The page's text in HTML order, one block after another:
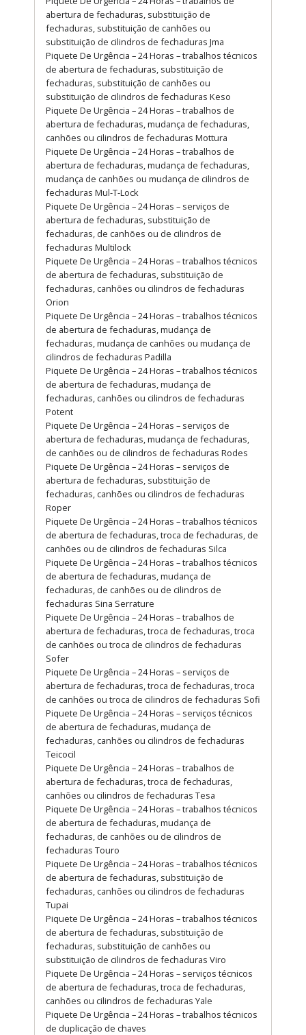
abertura de fechaduras, substituição de
fechaduras, substituição de canhões ou
substituição de cilindros de fechaduras Jma
Piquete De Urgência – 24 Horas – trabalhos técnicos
de abertura de fechaduras, substituição de
fechaduras, substituição de canhões ou
substituição de cilindros de fechaduras Keso
Piquete De Urgência – 24 Horas – trabalhos de
abertura de fechaduras, mudança de fechaduras,
canhões ou cilindros de fechaduras Mottura
Piquete De Urgência – 24 Horas – trabalhos de
abertura de fechaduras, mudança de fechaduras,
mudança de canhões ou mudança de cilindros de
fechaduras Mul-T-Lock
Piquete De Urgência – 24 Horas – serviços de
abertura de fechaduras, substituição de
fechaduras, de canhões ou de cilindros de
fechaduras Multilock
Piquete De Urgência – 24 Horas – trabalhos técnicos
de abertura de fechaduras, substituição de
fechaduras, canhões ou cilindros de fechaduras
Orion
Piquete De Urgência – 24 Horas – trabalhos técnicos
de abertura de fechaduras, mudança de
fechaduras, mudança de canhões ou mudança de
cilindros de fechaduras Padilla
Piquete De Urgência – 24 Horas – trabalhos técnicos
de abertura de fechaduras, mudança de
fechaduras, canhões ou cilindros de fechaduras
Potent
Piquete De Urgência – 24 Horas – serviços de
abertura de fechaduras, mudança de fechaduras,
de canhões ou de cilindros de fechaduras Rodes
Piquete De Urgência – 24 Horas – serviços de
abertura de fechaduras, substituição de
fechaduras, canhões ou cilindros de fechaduras
Roper
Piquete De Urgência – 24 Horas – trabalhos técnicos
de abertura de fechaduras, troca de fechaduras, de
canhões ou de cilindros de fechaduras Silca
Piquete De Urgência – 24 Horas – trabalhos técnicos
de abertura de fechaduras, mudança de
fechaduras, de canhões ou de cilindros de
fechaduras Sina Serrature
Piquete De Urgência – 24 Horas – trabalhos de
abertura de fechaduras, troca de fechaduras, troca
de canhões ou troca de cilindros de fechaduras
Sofer
Piquete De Urgência – 24 Horas – serviços de
abertura de fechaduras, troca de fechaduras, troca
de canhões ou troca de cilindros de fechaduras Sofi
Piquete De Urgência – 24 Horas – serviços técnicos
de abertura de fechaduras, mudança de
fechaduras, canhões ou cilindros de fechaduras
Teicocil
Piquete De Urgência – 24 Horas – trabalhos de
abertura de fechaduras, troca de fechaduras,
canhões ou cilindros de fechaduras Tesa
Piquete De Urgência – 24 Horas – trabalhos técnicos
de abertura de fechaduras, mudança de
fechaduras, de canhões ou de cilindros de
fechaduras Touro
Piquete De Urgência – 24 Horas – trabalhos técnicos
de abertura de fechaduras, substituição de
fechaduras, canhões ou cilindros de fechaduras
Tupai
Piquete De Urgência – 24 Horas – trabalhos técnicos
de abertura de fechaduras, substituição de
fechaduras, substituição de canhões ou
substituição de cilindros de fechaduras Viro
Piquete De Urgência – 24 Horas – serviços técnicos
de abertura de fechaduras, troca de fechaduras,
canhões ou cilindros de fechaduras Yale
Piquete De Urgência – 24 Horas – trabalhos técnicos
de duplicação de chaves